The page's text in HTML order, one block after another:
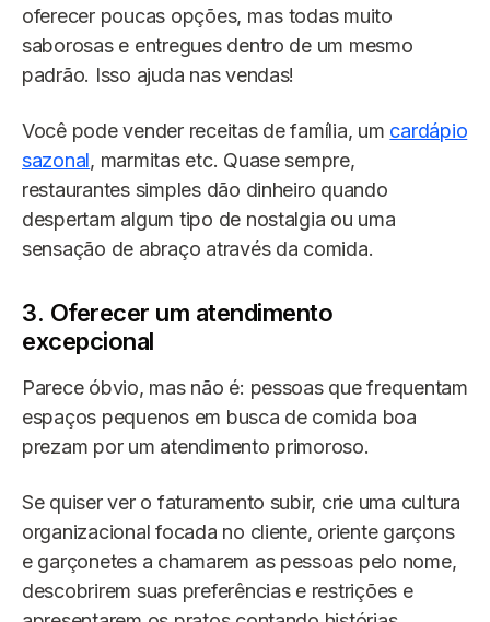
oferecer poucas opções, mas todas muito
saborosas e entregues dentro de um mesmo
padrão. Isso ajuda nas vendas!
Você pode vender receitas de família, um cardápio
sazonal, marmitas etc. Quase sempre,
restaurantes simples dão dinheiro quando
despertam algum tipo de nostalgia ou uma
sensação de abraço através da comida.
3. Oferecer um atendimento
excepcional
Parece óbvio, mas não é: pessoas que frequentam
espaços pequenos em busca de comida boa
prezam por um atendimento primoroso.
Se quiser ver o faturamento subir, crie uma cultura
organizacional focada no cliente, oriente garçons
e garçonetes a chamarem as pessoas pelo nome,
descobrirem suas preferências e restrições e